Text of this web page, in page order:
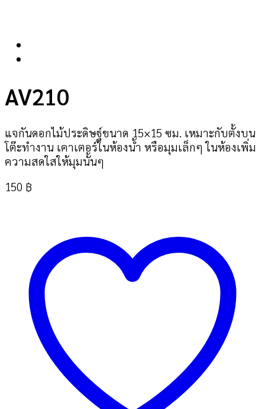
AV210
แจกันดอกไม้ประดิษฐ์ขนาด 15×15 ซม. เหมาะกับตั้งบน
โต๊ะทำงาน เคาเตอร์ในห้องน้ำ หรือมุมเล็กๆ ในห้องเพิ่ม
ความสดใสให้มุมนั้นๆ
150 ฿